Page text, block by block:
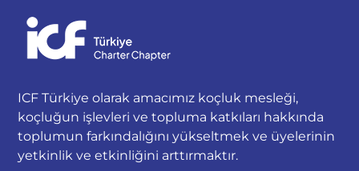
ICF Türkiye olarak amacımız koçluk mesleği,
koçluğun işlevleri ve topluma katkıları hakkında
toplumun farkındalığını yükseltmek ve üyelerinin
yetkinlik ve etkinliğini arttırmaktır.